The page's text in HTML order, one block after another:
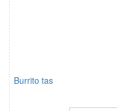
Burrito tas